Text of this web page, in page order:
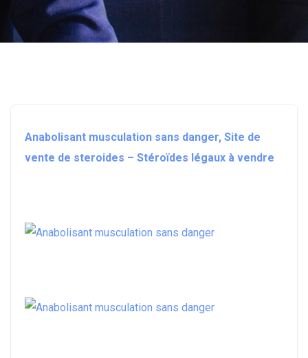
Anabolisant musculation sans danger, Site de
vente de steroides – Stéroïdes légaux à vendre